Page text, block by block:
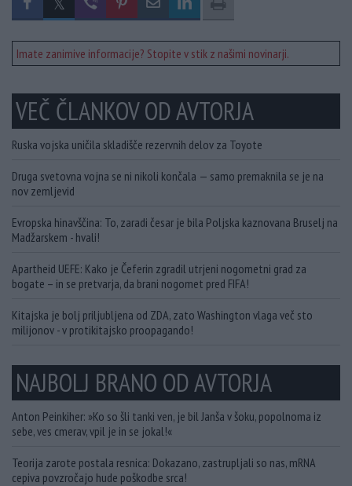
Imate zanimive informacije? Stopite v stik z našimi novinarji.
VEČ ČLANKOV OD AVTORJA
Ruska vojska uničila skladišče rezervnih delov za Toyote
Druga svetovna vojna se ni nikoli končala — samo premaknila se je na
nov zemljevid
Evropska hinavščina: To, zaradi česar je bila Poljska kaznovana Bruselj na
Madžarskem - hvali!
Apartheid UEFE: Kako je Čeferin zgradil utrjeni nogometni grad za
bogate – in se pretvarja, da brani nogomet pred FIFA!
Kitajska je bolj priljubljena od ZDA, zato Washington vlaga več sto
milijonov - v protikitajsko proopagando!
NAJBOLJ BRANO OD AVTORJA
Anton Peinkiher: »Ko so šli tanki ven, je bil Janša v šoku, popolnoma iz
sebe, ves cmerav, vpil je in se jokal!«
Teorija zarote postala resnica: Dokazano, zastrupljali so nas, mRNA
cepiva povzročajo hude poškodbe srca!